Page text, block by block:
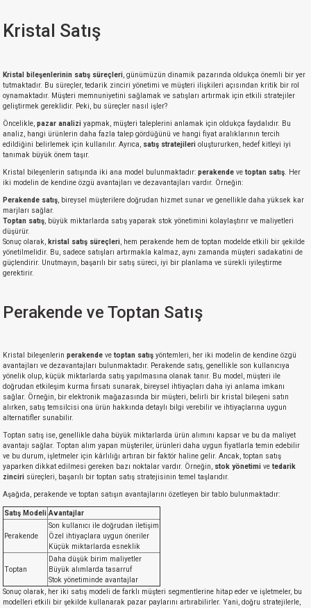
Kristal Satış
Kristal bileşenlerinin satış süreçleri, günümüzün dinamik pazarında oldukça önemli bir yer
tutmaktadır. Bu süreçler, tedarik zinciri yönetimi ve müşteri ilişkileri açısından kritik bir rol
oynamaktadır. Müşteri memnuniyetini sağlamak ve satışları artırmak için etkili stratejiler
geliştirmek gereklidir. Peki, bu süreçler nasıl işler?
Öncelikle, pazar analizi yapmak, müşteri taleplerini anlamak için oldukça faydalıdır. Bu
analiz, hangi ürünlerin daha fazla talep gördüğünü ve hangi fiyat aralıklarının tercih
edildiğini belirlemek için kullanılır. Ayrıca, satış stratejileri oluştururken, hedef kitleyi iyi
tanımak büyük önem taşır.
Kristal bileşenlerin satışında iki ana model bulunmaktadır: perakende ve toptan satış. Her
iki modelin de kendine özgü avantajları ve dezavantajları vardır. Örneğin:
Perakende satış, bireysel müşterilere doğrudan hizmet sunar ve genellikle daha yüksek kar
marjları sağlar.
Toptan satış, büyük miktarlarda satış yaparak stok yönetimini kolaylaştırır ve maliyetleri
düşürür.
Sonuç olarak, kristal satış süreçleri, hem perakende hem de toptan modelde etkili bir şekilde
yönetilmelidir. Bu, sadece satışları artırmakla kalmaz, aynı zamanda müşteri sadakatini de
güçlendirir. Unutmayın, başarılı bir satış süreci, iyi bir planlama ve sürekli iyileştirme
gerektirir.
Perakende ve Toptan Satış
Kristal bileşenlerin perakende ve toptan satış yöntemleri, her iki modelin de kendine özgü
avantajları ve dezavantajları bulunmaktadır. Perakende satış, genellikle son kullanıcıya
yönelik olup, küçük miktarlarda satış yapılmasına olanak tanır. Bu model, müşteri ile
doğrudan etkileşim kurma fırsatı sunarak, bireysel ihtiyaçları daha iyi anlama imkanı
sağlar. Örneğin, bir elektronik mağazasında bir müşteri, belirli bir kristal bileşeni satın
alırken, satış temsilcisi ona ürün hakkında detaylı bilgi verebilir ve ihtiyaçlarına uygun
alternatifler sunabilir.
Toptan satış ise, genellikle daha büyük miktarlarda ürün alımını kapsar ve bu da maliyet
avantajı sağlar. Toptan alım yapan müşteriler, ürünleri daha uygun fiyatlarla temin edebilir
ve bu durum, işletmeler için kârlılığı artıran bir faktör haline gelir. Ancak, toptan satış
yaparken dikkat edilmesi gereken bazı noktalar vardır. Örneğin, stok yönetimi ve tedarik
zinciri süreçleri, başarılı bir toptan satış stratejisinin temel taşlarıdır.
Aşağıda, perakende ve toptan satışın avantajlarını özetleyen bir tablo bulunmaktadır:
Satış Modeli Avantajlar
Perakende
Son kullanıcı ile doğrudan iletişim
Özel ihtiyaçlara uygun öneriler
Küçük miktarlarda esneklik
Toptan
Daha düşük birim maliyetler
Büyük alımlarda tasarruf
Stok yönetiminde avantajlar
Sonuç olarak, her iki satış modeli de farklı müşteri segmentlerine hitap eder ve işletmeler, bu
modelleri etkili bir şekilde kullanarak pazar paylarını artırabilirler. Yani, doğru stratejilerle,